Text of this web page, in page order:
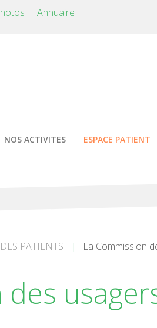
Annuaire
NOS ACTIVITES ESPACE PATIENT
PATIENTS La Commission